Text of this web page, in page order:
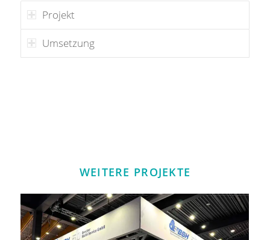
Projekt
Umsetzung
WEITERE PROJEKTE